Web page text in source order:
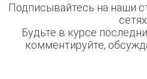
Подписывайтесь на наши
сетях.
Будьте в курсе
комментируйте,